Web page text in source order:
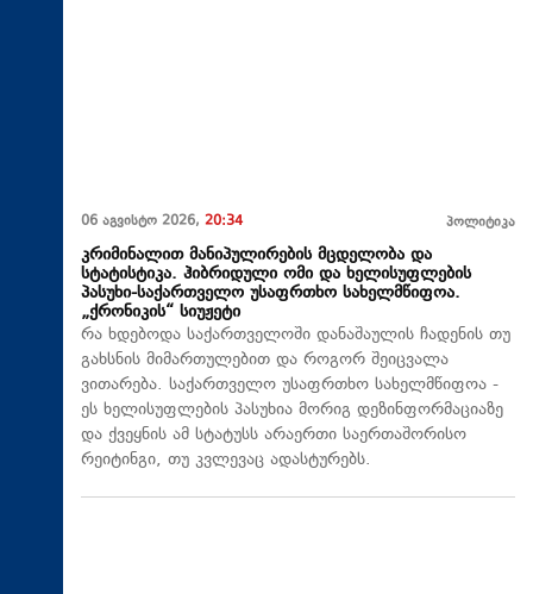
06 აგვისტო 2026, 20:34 პოლიტიკა
კრიმინალით მანიპულირების მცდელობა და
სტატისტიკა. ჰიბრიდული ომი და ხელისუფლების
პასუხი-საქართველო უსაფრთხო სახელმწიფოა.
„ქრონიკის“ სიუჟეტი
რა ხდებოდა საქართველოში დანაშაულის ჩადენის თუ
გახსნის მიმართულებით და როგორ შეიცვალა
ვითარება. საქართველო უსაფრთხო სახელმწიფოა -
ეს ხელისუფლების პასუხია მორიგ დეზინფორმაციაზე
და ქვეყნის ამ სტატუსს არაერთი საერთაშორისო
რეიტინგი, თუ კვლევაც ადასტურებს.